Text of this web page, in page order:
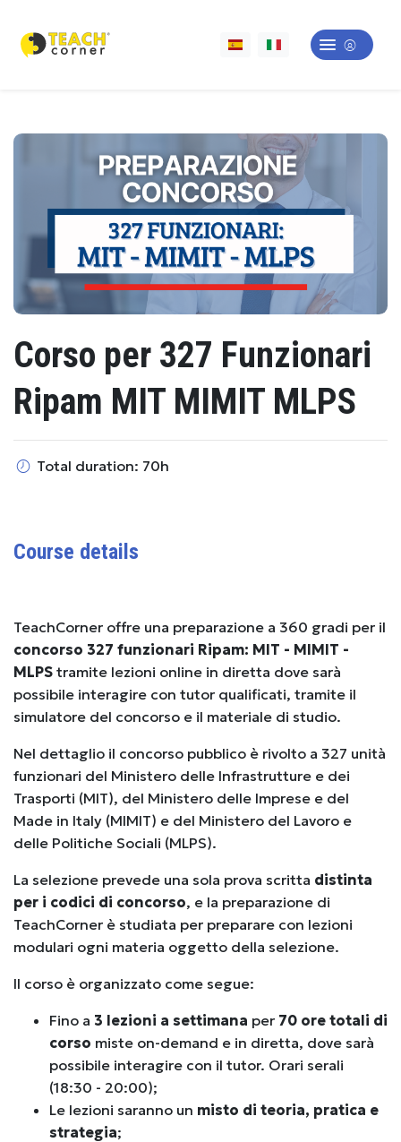
Corso per 327 Funzionari
Ripam MIT MIMIT MLPS
Total duration: 70h
Course details
TeachCorner offre una preparazione a 360 gradi per il
concorso 327 funzionari Ripam: MIT - MIMIT -
MLPS tramite lezioni online in diretta dove sarà
possibile interagire con tutor qualificati, tramite il
simulatore del concorso e il materiale di studio.
Nel dettaglio il concorso pubblico è rivolto a 327 unità
funzionari del Ministero delle Infrastrutture e dei
Trasporti (MIT), del Ministero delle Imprese e del
Made in Italy (MIMIT) e del Ministero del Lavoro e
delle Politiche Sociali (MLPS).
La selezione prevede una sola prova scritta distinta
per i codici di concorso, e la preparazione di
TeachCorner è studiata per preparare con lezioni
modulari ogni materia oggetto della selezione.
Il corso è organizzato come segue:
Fino a 3 lezioni a settimana per 70 ore totali di
corso miste on-demand e in diretta, dove sarà
possibile interagire con il tutor. Orari serali
(18:30 - 20:00);
Le lezioni saranno un misto di teoria, pratica e
strategia;